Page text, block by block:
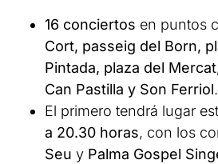
16 conciertos en puntos
Cort, passeig del Born,
Pintada, plaza del
Can Pastilla y Son Ferriol.
El primero tendrá lugar
a 20.30 horas, con los
Seu y Palma Gospel